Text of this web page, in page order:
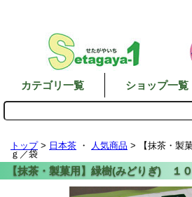
カテゴリ一覧 ショップ一覧
トップ> 日本茶 ・ 人気商品 > 【抹茶・製
ｇ／袋